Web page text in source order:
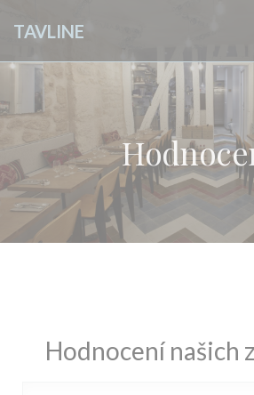
TAVLINE
Hodnocení našich